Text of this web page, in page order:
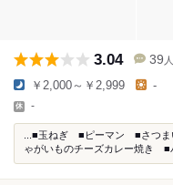
3.04 39 人
￥2,000～￥2,999 -
-
...■玉ねぎ ■ピーマン ■さつ
ゃがいものチーズカレー焼き